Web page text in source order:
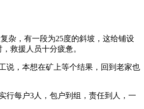
杂，有一段为25度的斜坡，这给铺设
救援人员十分疲惫。
说，本想在矿上等个结果，回到老家也
行每户3人，包户到组，责任到人，一